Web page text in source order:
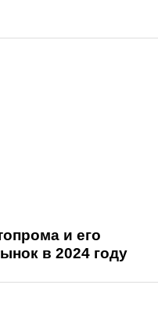
и его
в 2024 году